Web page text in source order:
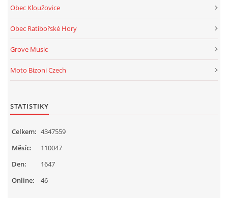
Obec Kloužovice
Obec Ratibořské Hory
Grove Music
Moto Bizoni Czech
STATISTIKY
Online: 46
Celkem: 4347559
Měsíc:
110047
Den:
1647